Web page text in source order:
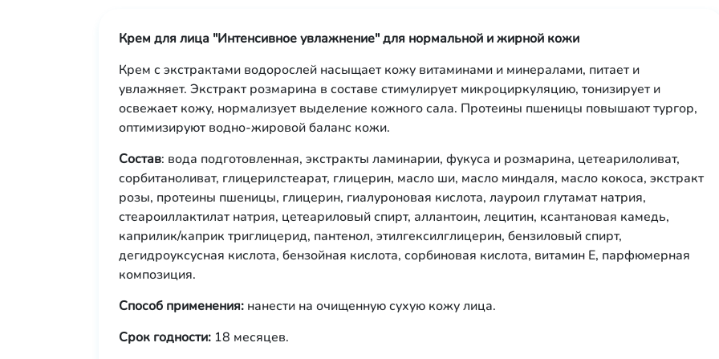
Крем для лица "Интенсивное увлажнение" для нормальной и жирной кожи
Крем с экстрактами водорослей насыщает кожу витаминами и минералами, питает и
увлажняет. Экстракт розмарина в составе стимулирует микроциркуляцию, тонизирует и
освежает кожу, нормализует выделение кожного сала. Протеины пшеницы повышают тургор,
оптимизируют водно-жировой баланс кожи.
Состав: вода подготовленная, экстракты ламинарии, фукуса и розмарина, цетеарилоливат,
сорбитаноливат, глицерилстеарат, глицерин, масло ши, масло миндаля, масло кокоса, экстракт
розы, протеины пшеницы, глицерин, гиалуроновая кислота, лауроил глутамат натрия,
стеароиллактилат натрия, цетеариловый спирт, аллантоин, лецитин, ксантановая камедь,
каприлик/каприк триглицерид, пантенол, этилгексилглицерин, бензиловый спирт,
дегидроуксусная кислота, бензойная кислота, сорбиновая кислота, витамин Е, парфюмерная
композиция.
Способ применения: нанести на очищенную сухую кожу лица.
Срок годности: 18 месяцев.